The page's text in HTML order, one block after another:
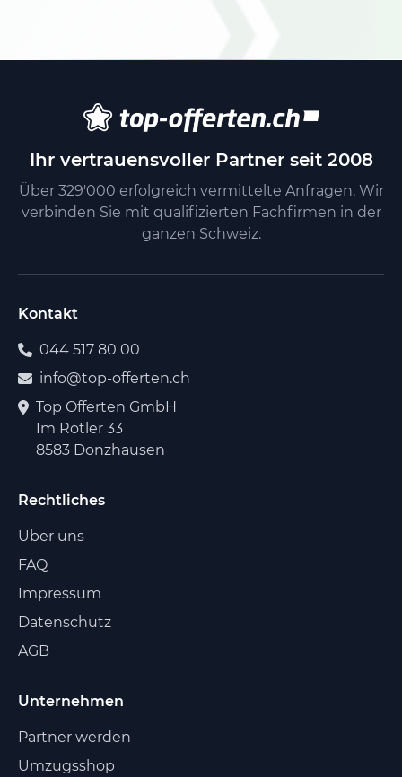
Ihr vertrauensvoller Partner seit 2008
Über 329'000 erfolgreich vermittelte Anfragen. Wir
verbinden Sie mit qualifizierten Fachfirmen in der
ganzen Schweiz.
Kontakt
044 517 80 00
info@top-offerten.ch
Top Offerten GmbH
Im Rötler 33
8583 Donzhausen
Rechtliches
Über uns
FAQ
Impressum
Datenschutz
AGB
Unternehmen
Partner werden
Umzugsshop